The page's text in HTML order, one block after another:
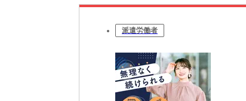
派遣労働者